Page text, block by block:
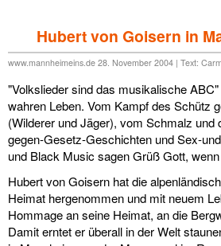
Hubert von Goisern in
www.mannheimeins.de 28. November 2004 | Text:
"Volkslieder sind das musikalische
wahren Leben. Vom Kampf des Schütz
(Wilderer und Jäger), vom Schmalz und
gegen-Gesetz-Geschichten und Sex-
und Black Music sagen Grüß Gott,
Hubert von Goisern hat die
Heimat hergenommen und mit neuem
Hommage an seine Heimat, an die
Damit erntet er überall in der Welt